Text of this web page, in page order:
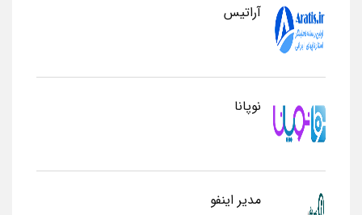
آراتیس
نوپانا
مدیر اینفو